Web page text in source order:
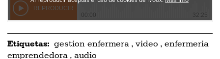
Etiquetas: gestion enfermera , video , enfermeria
emprendedora , audio